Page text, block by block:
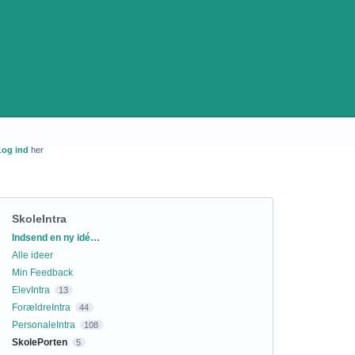
ind her
SkoleIntra
Kategorier
Indsend en ny idé…
Alle ideer
Min Feedback
ElevIntra
13
ForældreIntra 44
PersonaleIntra 108
SkolePorten 5